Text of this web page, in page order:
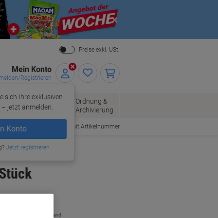
Close
Preise exkl. USt.
Mein Konto
Registrieren
sich Ihre exklusiven
jetzt anmelden.
Konto
Jetzt registrieren
Bürobedarf
Ordnung &
Archivierung
Bestellen mit Artikelnummer
zzgl. Versand